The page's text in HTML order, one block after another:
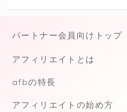
パートナー会員向けトップ
アフィリエイトとは
afbの特長
アフィリエイトの始め方